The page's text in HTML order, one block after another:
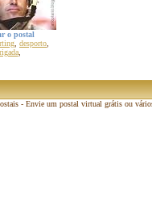
o postal
desporto
,
- Envie um postal virtual grátis ou